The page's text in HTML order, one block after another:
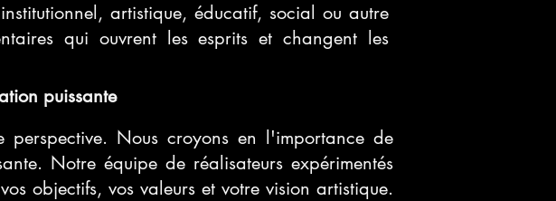
artistique, éducatif, social ou autre
qui ouvrent les esprits et changent les
puissante
Nous croyons en l'importance de
Notre équipe de réalisateurs expérimentés
objectifs, vos valeurs et votre vision artistique.